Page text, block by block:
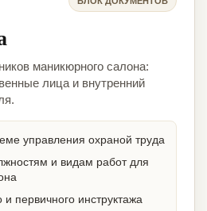
маникюрного салона:
лица и внутренний
управления охраной труда
и видам работ для
первичного инструктажа